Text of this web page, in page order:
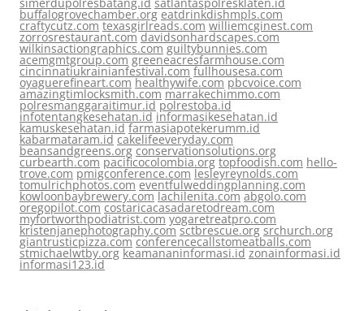
buffalogrovechamber.org eatdrinkdishmpls.com
craftycutz.com texasgirlreads.com williemcginest.com
zorrosrestaurant.com davidsonhardscapes.com
wilkinsactiongraphics.com guiltybunnies.com
acemgmtgroup.com greeneacresfarmhouse.com
cincinnatiukrainianfestival.com fullhousesa.com
oyaguerefineart.com healthywife.com pbcvoice.com
amazingtimlocksmith.com marrakechimmo.com
polresmanggaraitimur.id polrestoba.id
infotentangkesehatan.id informasikesehatan.id
kamuskesehatan.id farmasiapotekerumm.id
kabarmataram.id cakelifeeveryday.com
beansandgreens.org conservationsolutions.org
curbearth.com pacificocolombia.org topfoodish.com hello-
trove.com pmigconference.com lesleyreynolds.com
tomulrichphotos.com eventfulweddingplanning.com
kowloonbaybrewery.com lachilenita.com abgolo.com
oregopilot.com costaricacasadaretodream.com
myfortworthpodiatrist.com yogaretreatpro.com
kristenjanephotography.com sctbrescue.org srchurch.org
giantrusticpizza.com conferencecallstomeatballs.com
stmichaelwtby.org keamananinformasi.id zonainformasi.id
informasi123.id